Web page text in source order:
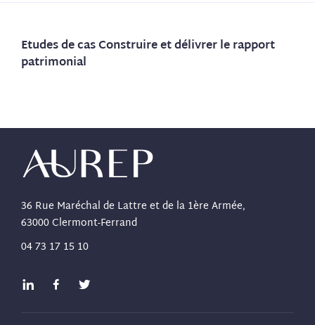
Etudes de cas Construire et délivrer le rapport
patrimonial
36 Rue Maréchal de Lattre et de la 1ère Armée,
63000 Clermont-Ferrand
04 73 17 15 10